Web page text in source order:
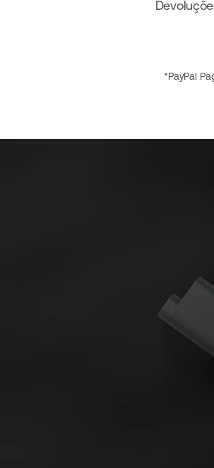
*PayPal